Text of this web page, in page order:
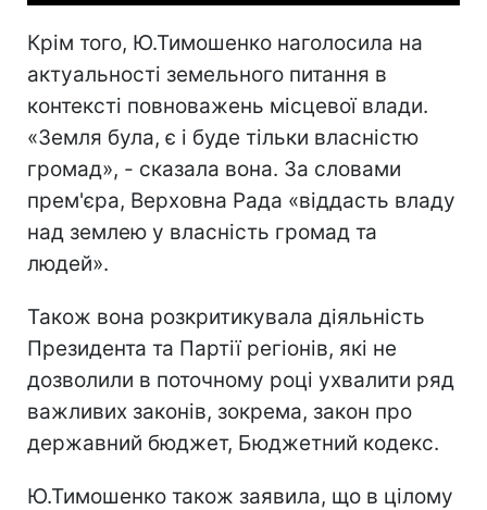
Крім того, Ю.Тимошенко наголосила на
актуальності земельного питання в
контексті повноважень місцевої влади.
«Земля була, є і буде тільки власністю
громад», - сказала вона. За словами
прем'єра, Верховна Рада «віддасть владу
над землею у власність громад та
людей».
Також вона розкритикувала діяльність
Президента та Партії регіонів, які не
дозволили в поточному році ухвалити ряд
важливих законів, зокрема, закон про
державний бюджет, Бюджетний кодекс.
Ю.Тимошенко також заявила, що в цілому